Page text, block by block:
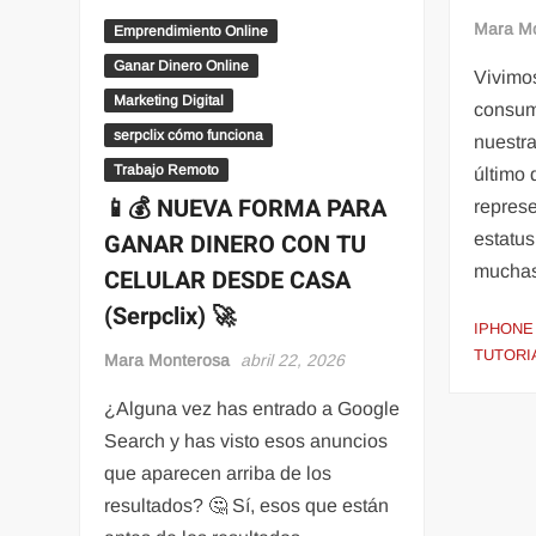
Emprendimiento Online
Ganar Dinero Online
Marketing Digital
serpclix cómo funciona
Trabajo Remoto
📱💰 NUEVA FORMA PARA
GANAR DINERO CON TU
CELULAR DESDE CASA
(Serpclix) 🚀
Mara Monterosa abril 22, 2026
¿Alguna vez has entrado a Google
Search y has visto esos anuncios
que aparecen arriba de los
resultados? 🤔 Sí, esos que están
Mara
último
IPHONE